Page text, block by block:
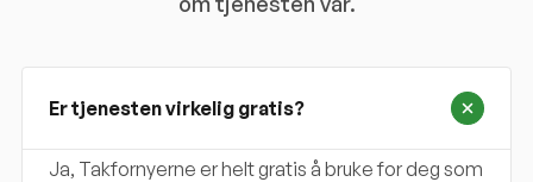
Er tjenesten virkelig gratis?
Ja, Takfornyerne er helt gratis å bruke for deg som